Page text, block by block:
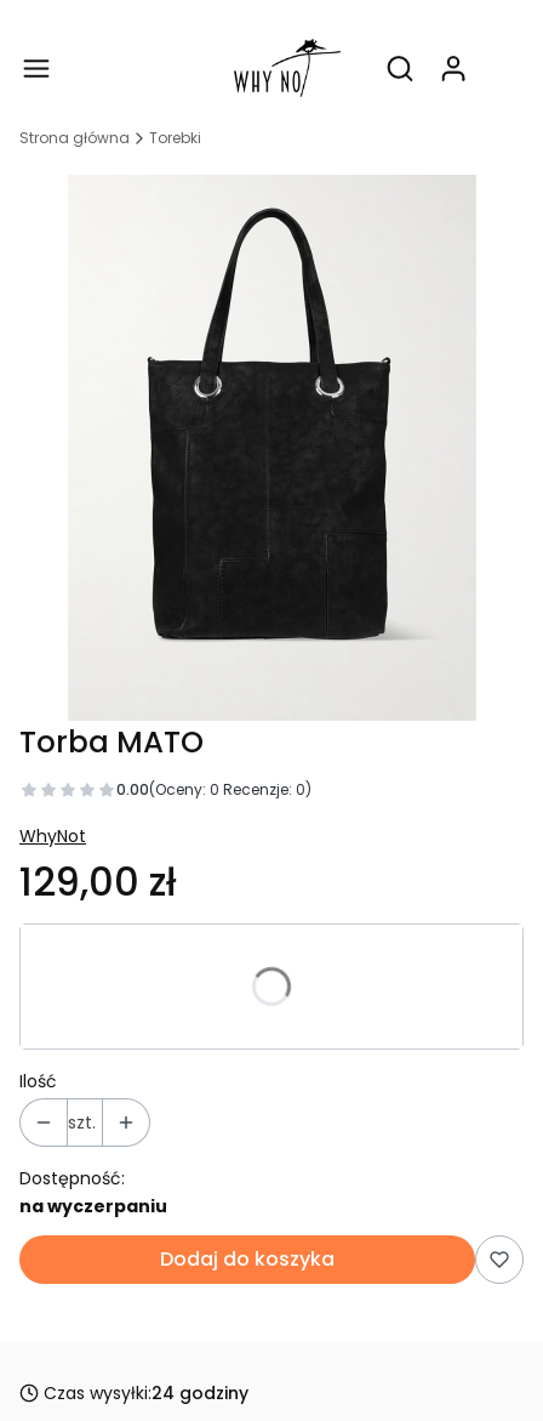
Otwórz
Strona główna Torebki
Torba MATO
0.00(Oceny: 0 Recenzje: 0)
WhyNot
129,00 zł
Poszczególne warianty mogą różnić się ceną
Ilość
szt.
Dostępność:
na wyczerpaniu
Dodaj do koszyka
Czas wysyłki:24 godziny